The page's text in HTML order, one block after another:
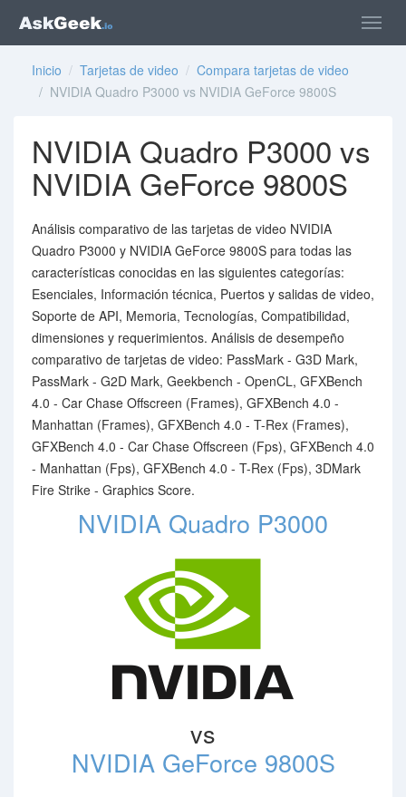
Inicio / Tarjetas de video / Compara tarjetas de video
/ NVIDIA Quadro P3000 vs NVIDIA GeForce 9800S
NVIDIA Quadro P3000 vs
NVIDIA GeForce 9800S
Análisis comparativo de las tarjetas de video NVIDIA
Quadro P3000 y NVIDIA GeForce 9800S para todas las
características conocidas en las siguientes categorías:
Esenciales, Información técnica, Puertos y salidas de video,
Soporte de API, Memoria, Tecnologías, Compatibilidad,
dimensiones y requerimientos. Análisis de desempeño
comparativo de tarjetas de video: PassMark - G3D Mark,
PassMark - G2D Mark, Geekbench - OpenCL, GFXBench
4.0 - Car Chase Offscreen (Frames), GFXBench 4.0 -
Manhattan (Frames), GFXBench 4.0 - T-Rex (Frames),
GFXBench 4.0 - Car Chase Offscreen (Fps), GFXBench 4.0
- Manhattan (Fps), GFXBench 4.0 - T-Rex (Fps), 3DMark
Fire Strike - Graphics Score.
NVIDIA Quadro P3000
vs
NVIDIA GeForce 9800S